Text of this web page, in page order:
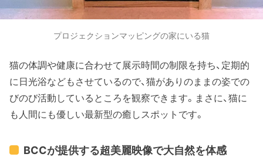
プロジェクションマッピングの家にいる猫
猫の体調や健康に合わせて展示時間の制限を持ち、定期的
に日光浴などもさせているので、猫がありのままの姿での
びのび活動しているところを観察できます。まさに、猫に
も人間にも優しい最新型の癒しスポットです。
BCCが提供する超美麗映像で大自然を体感